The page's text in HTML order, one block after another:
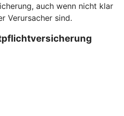
auch wenn nicht klar
Verursacher sind.